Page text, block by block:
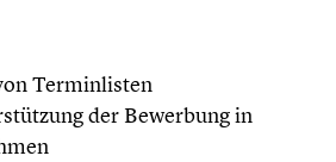
Terminlisten
der Bewerbung in